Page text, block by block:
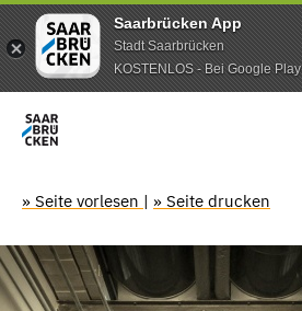
Saarbrücken App
Stadt Saarbrücken
KOSTENLOS - Bei Google Play
» Seite vorlesen | » Seite drucken